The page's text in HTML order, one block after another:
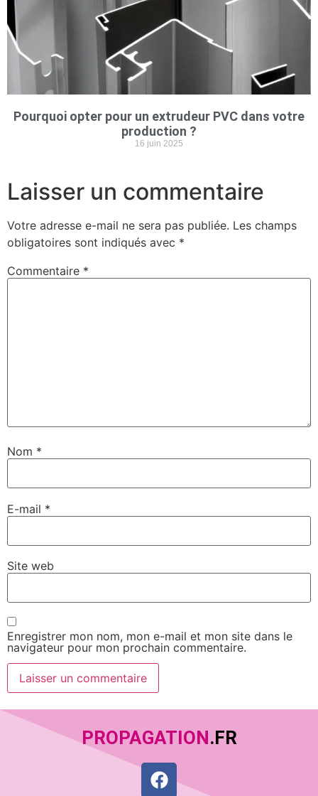
Pourquoi opter pour un extrudeur PVC dans votre
production ?
16 juin 2025
Laisser un commentaire
Votre adresse e-mail ne sera pas publiée. Les champs
obligatoires sont indiqués avec *
Commentaire *
Nom *
E-mail *
Site web
Enregistrer mon nom, mon e-mail et mon site dans le
navigateur pour mon prochain commentaire.
PROPAGATION.FR